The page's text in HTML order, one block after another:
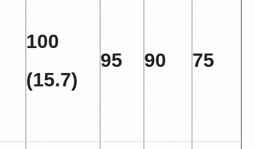
100
(15.7)
95 90 75